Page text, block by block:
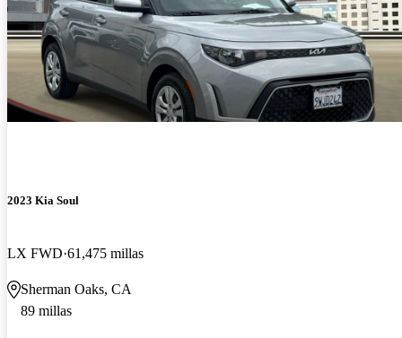
2023 Kia Soul
LX FWD 61,475 millas
Sherman Oaks, CA
89 millas